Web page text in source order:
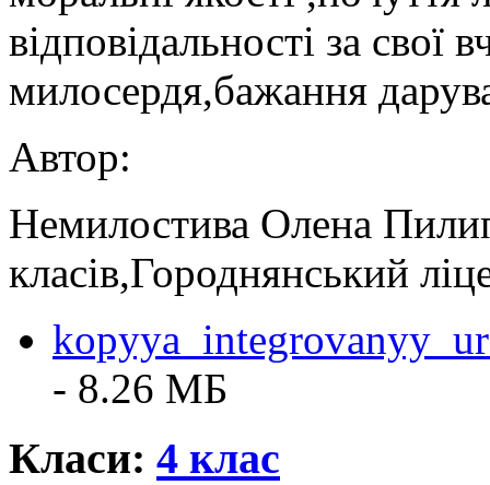
відповідальності за свої
милосердя,бажання
Автор:
Немилостива Олена
класів,Городнянський
- 8.26 MБ
Класи: 4 клас